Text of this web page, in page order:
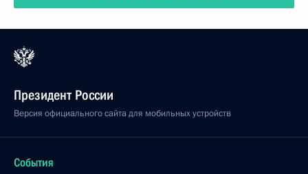
Президент России
Версия официального сайта для мобильных устройств
События